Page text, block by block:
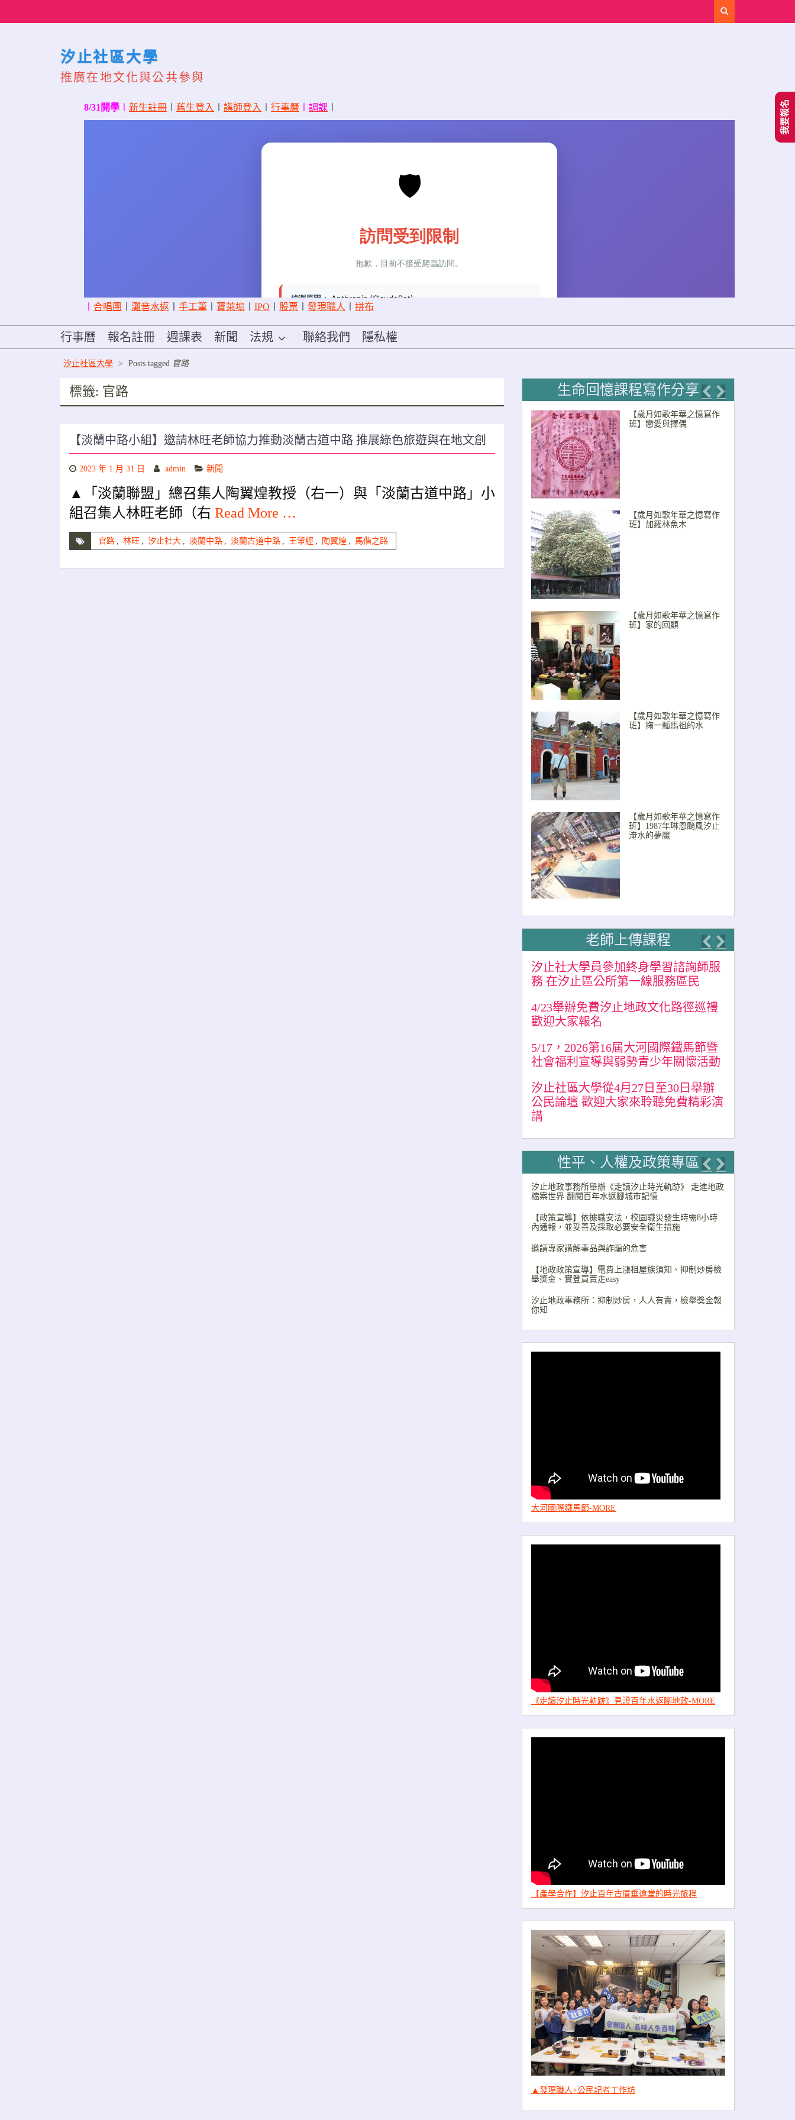
汐止社區大學
推廣在地文化與公共參與
8/31開學 新生註冊 舊生登入 講師登入 行事曆 調課
合唱團 灘音水返 手工筆 寶萊塢 IPO 股票 發現職人 拼布
行事曆 報名註冊 週課表 新聞 法規 聯絡我們 隱私權
汐止社區大學 > Posts tagged 官路
標籤: 官路
【淡蘭中路小組】邀請林旺老師協力推動淡蘭古道中路 推展綠色旅遊與在地文創
2023 年 1 月 31 日 admin 新聞
▲「淡蘭聯盟」總召集人陶翼煌教授（右一）與「淡蘭古道中路」小
組召集人林旺老師（右 Read More …
官路 , 林旺 , 汐止社大 , 淡蘭中路 , 淡蘭古道中路 , 王肇經 , 陶翼煌 , 馬偕之路
生命回憶課程寫作分享
Previous
Next
【歲月如歌年華之憶寫作
班】戀愛與擇偶
【歲月如歌年華之憶寫作
班】加羅林魚木
【歲月如歌年華之憶寫作
班】家的回顧
【歲月如歌年華之憶寫作
班】掬一瓢馬祖的水
【歲月如歌年華之憶寫作
班】1987年琳恩颱風汐止
淹水的夢魘
老師上傳課程
Previous
Next
汐止社大學員參加終身學習諮詢師服
務 在汐止區公所第一線服務區民
4/23舉辦免費汐止地政文化路徑巡禮
歡迎大家報名
5/17，2026第16屆大河國際鐵馬節暨
社會福利宣導與弱勢青少年關懷活動
汐止社區大學從4月27日至30日舉辦
公民論壇 歡迎大家來聆聽免費精彩演
講
性平、人權及政策專區
Previous
Next
汐止地政事務所舉辦《走讀汐止時光軌跡》 走進地政
檔案世界 翻閱百年水返腳城市記憶
【政策宣導】依據職安法，校園職災發生時需8小時
內通報，並妥善及採取必要安全衛生措施
邀請專家講解毒品與詐騙的危害
【地政政策宣導】電費上漲租屋族須知、抑制炒房檢
舉獎金、實登買賣走easy
汐止地政事務所：抑制炒房，人人有責，檢舉獎金報
你知
大河國際鐵馬節-MORE
《走讀汐止時光軌跡》見證百年水返腳地政-MORE
【產學合作】汐止百年古厝垂遠堂的時光旅程
▲發現職人+公民記者工作坊
我要報名